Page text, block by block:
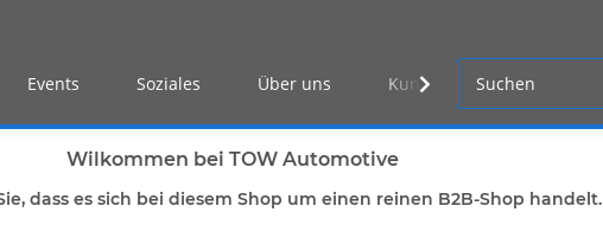
Events Soziales Über uns Kunden Log-in
Wilkommen bei TOW Automotive
dass es sich bei diesem Shop um einen reinen B2B-Shop handelt.